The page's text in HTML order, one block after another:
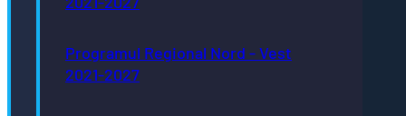
Programul Regional Nord - Vest
2021-2027
Bistrița
- oraș